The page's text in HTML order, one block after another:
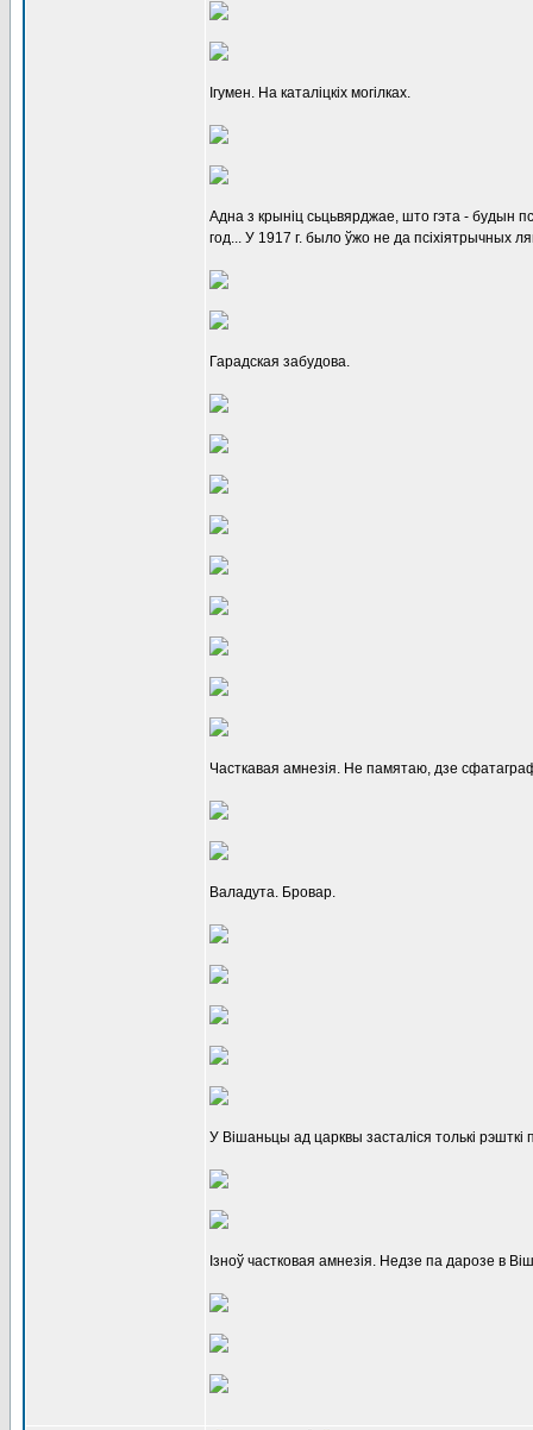
Ігумен. На каталіцкіх могілках.
Адна з крыніц сьцьвярджае, што гэта - будын
год... У 1917 г. было ўжо не да псіхіятрычных
Гарадская забудова.
Часткавая амнезія. Не памятаю, дзе
Валадута. Бровар.
У Вішаньцы ад царквы засталіся толькі рэшткі
Ізноў частковая амнезія. Недзе па дарозе в